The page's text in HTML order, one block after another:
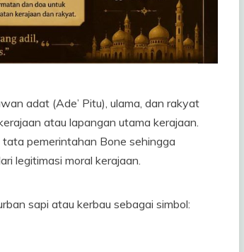
adat (Ade’ Pitu), ulama, dan rakyat
atau lapangan utama kerajaan.
pemerintahan Bone sehingga
legitimasi moral kerajaan.
sapi atau kerbau sebagai simbol: